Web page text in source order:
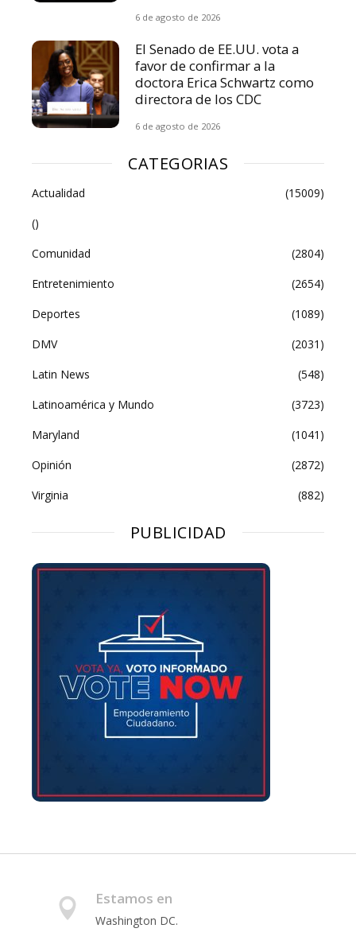
6 de agosto de 2026
El Senado de EE.UU. vota a
favor de confirmar a la
doctora Erica Schwartz como
directora de los CDC
6 de agosto de 2026
CATEGORIAS
Actualidad
(15009)
()
Comunidad
(2804)
Entretenimiento
(2654)
Deportes
(1089)
DMV
(2031)
Latin News
(548)
Latinoamérica y Mundo
(3723)
Maryland
(1041)
Opinión
(2872)
Virginia
(882)
PUBLICIDAD
Estamos en
Washington DC.